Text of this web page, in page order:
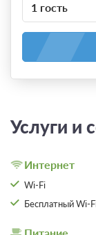
1 гость
Услуги и
Интернет
Wi-Fi
Бесплатный Wi-